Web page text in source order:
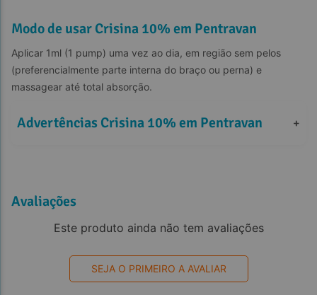
Modo de usar Crisina 10% em Pentravan
Aplicar 1ml (1 pump) uma vez ao dia, em região sem pelos
(preferencialmente parte interna do braço ou perna) e
massagear até total absorção.
Advertências Crisina 10% em Pentravan +
Avaliações
Este produto ainda não tem avaliações
SEJA O PRIMEIRO A AVALIAR